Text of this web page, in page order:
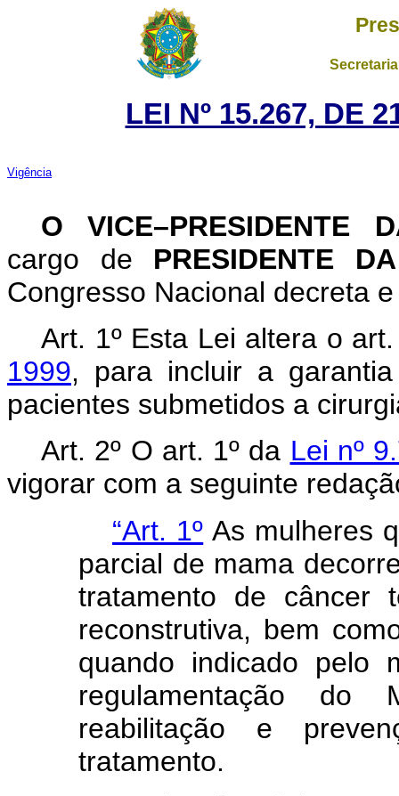
LEI Nº 15.267, DE
Vigência
O VICE–PRESIDENTE
cargo de PRESIDENTE
Congresso Nacional decreta
Art. 1º Esta Lei altera o
1999, para incluir a
pacientes submetidos a
Art. 2º O art. 1º da Lei nº
vigorar com a seguinte
“Art. 1º As mulheres
parcial de mama
tratamento de câncer
reconstrutiva, bem
quando indicado pelo
regulamentação do
reabilitação e
tratamento.